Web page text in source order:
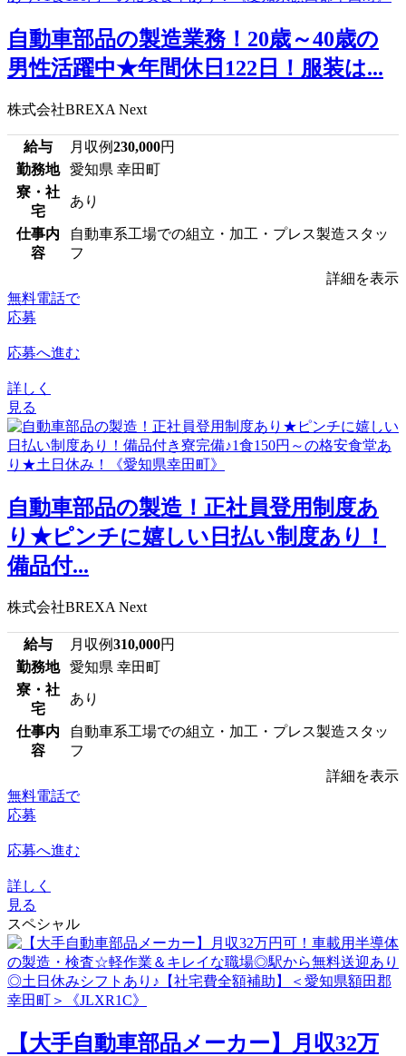
自動車部品の製造業務！20歳～40歳の
男性活躍中★年間休日122日！服装は...
株式会社BREXA Next
給与 月収例230,000円
勤務地
愛知県 幸田町
寮・社
宅
あり
仕事内
容
自動車系工場での組立・加工・プレス製造スタッ
フ
詳細を表示
無料電話で
応募
応募へ進む
詳しく
見る
自動車部品の製造！正社員登用制度あ
り★ピンチに嬉しい日払い制度あり！
備品付...
株式会社BREXA Next
給与 月収例310,000円
勤務地
愛知県 幸田町
寮・社
宅
あり
仕事内
容
自動車系工場での組立・加工・プレス製造スタッ
フ
詳細を表示
無料電話で
応募
応募へ進む
詳しく
見る
スペシャル
【大手自動車部品メーカー】月収32万